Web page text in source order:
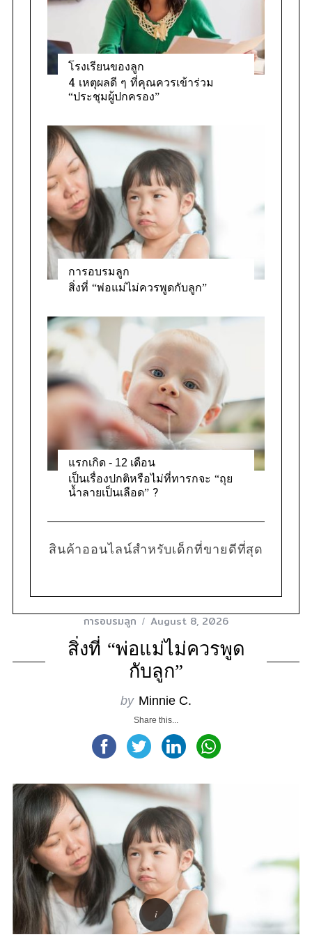
โรงเรียนของลูก
4 เหตุผลดี ๆ ที่คุณควรเข้าร่วม
“ประชุมผู้ปกครอง”
การอบรมลูก
สิ่งที่ “พ่อแม่ไม่ควรพูดกับลูก”
แรกเกิด - 12 เดือน
เป็นเรื่องปกติหรือไม่ที่ทารกจะ “ถุย
น้ำลายเป็นเลือด” ?
สินค้าออนไลน์สำหรับเด็กที่ขายดีที่สุด
การอบรมลูก August 8, 2026
สิ่งที่ “พ่อแม่ไม่ควรพูด
กับลูก”
by Minnie C.
Share this...